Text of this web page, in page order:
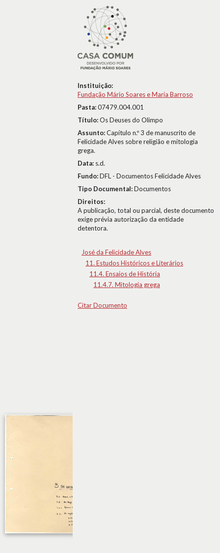
Instituição:
Fundação Mário Soares e Maria Barroso
Pasta:07479.004.001
Título:Os Deuses do Olimpo
Assunto:Capítulo n.º 3 de manuscrito de
Felicidade Alves sobre religião e mitologia
grega.
Data: s.d.
Fundo:DFL - Documentos Felicidade Alves
Tipo Documental:Documentos
Direitos:
A publicação, total ou parcial, deste documento
exige prévia autorização da entidade
detentora.
José da Felicidade Alves
11. Estudos Históricos e Literários
11.4. Ensaios de História
11.4.7. Mitologia grega
Citar Documento